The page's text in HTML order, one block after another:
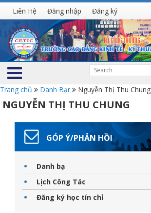
Liên Hệ Đăng nhập Đăng ký
Trang chủ Danh Bạr Nguyễn Thị Thu Chung
NGUYỄN THỊ THU CHUNG
GÓP Ý/PHẢN HỒI
Danh bạ
Lịch Công Tác
Đăng ký học tín chỉ